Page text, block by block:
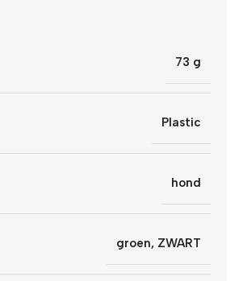
73 g
Plastic
hond
groen, ZWART